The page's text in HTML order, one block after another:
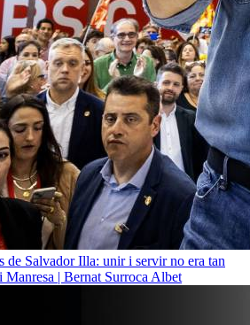
de Salvador Illa: unir i servir no era tan
Manresa | Bernat Surroca Albet